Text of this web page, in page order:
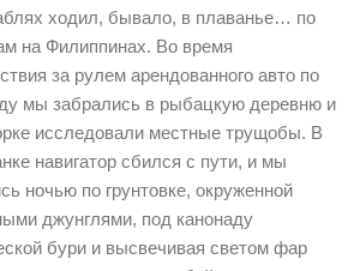
ходил, бывало, в плаванье… по
на Филиппинах. Во время
за рулем арендованного авто по
мы забрались в рыбацкую деревню и
исследовали местные трущобы. В
навигатор сбился с пути, и мы
ночью по грунтовке, окруженной
джунглями, под канонаду
бури и высвечивая светом фар